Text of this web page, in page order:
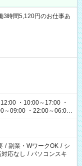
時間5,120円のお仕事あ
・10:00～17:00 ・
～09:00 ・22:00～06:00
/ 副業・WワークOK / シ
対応なし / パソコンスキ